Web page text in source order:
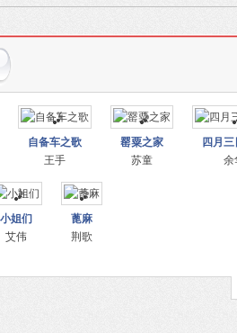
自备车之歌
王手
罂粟之家
苏童
四月
余
小姐们
艾伟
蓖麻
荆歌